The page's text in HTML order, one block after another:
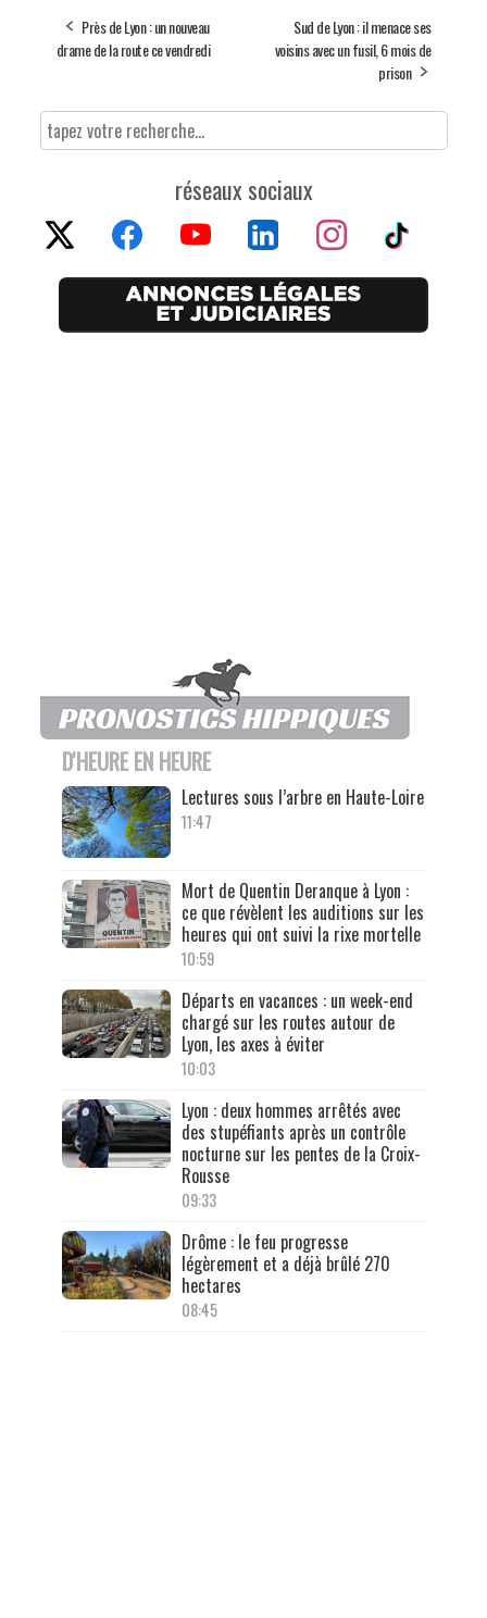
Près de Lyon : un nouveau
drame de la route ce vendredi
Sud de Lyon : il menace ses
voisins avec un fusil, 6 mois de
prison
réseaux sociaux
D'HEURE EN HEURE
Lectures sous l’arbre en Haute-Loire
11:47
Mort de Quentin Deranque à Lyon :
ce que révèlent les auditions sur les
heures qui ont suivi la rixe mortelle
10:59
Départs en vacances : un week-end
chargé sur les routes autour de
Lyon, les axes à éviter
10:03
Lyon : deux hommes arrêtés avec
des stupéfiants après un contrôle
nocturne sur les pentes de la Croix-
Rousse
09:33
Drôme : le feu progresse
légèrement et a déjà brûlé 270
hectares
08:45